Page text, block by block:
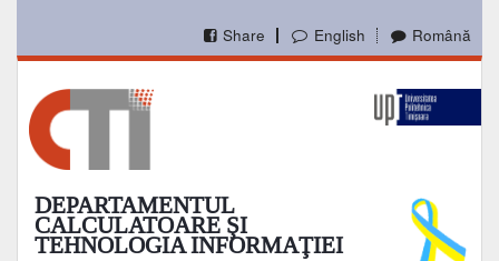
conţinutul
English Română
Share
DEPARTAMENTUL
CALCULATOARE ŞI
TEHNOLOGIA INFORMAŢIEI